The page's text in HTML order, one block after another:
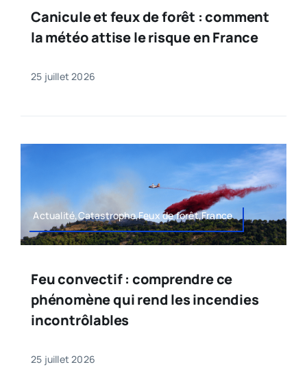
Canicule et feux de forêt : comment
la météo attise le risque en France
25 juillet 2026
Actualité,Catastrophe,Feux de forêt,France
Feu convectif : comprendre ce
phénomène qui rend les incendies
incontrôlables
25 juillet 2026